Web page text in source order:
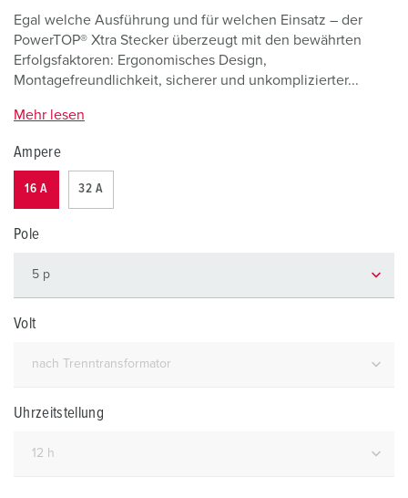
Egal welche Ausführung und für welchen Einsatz – der
PowerTOP® Xtra Stecker überzeugt mit den bewährten
Erfolgsfaktoren: Ergonomisches Design,
Montagefreundlichkeit, sicherer und unkomplizierter...
Mehr lesen
Ampere
16 A 32 A
Pole
Volt
Uhrzeitstellung